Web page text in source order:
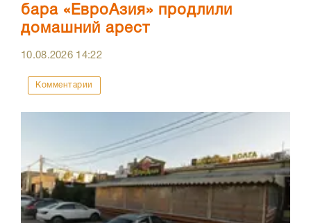
бара «ЕвроАзия» продлили
домашний арест
10.08.2026 14:22
Комментарии